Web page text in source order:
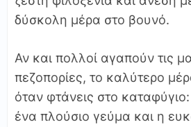
δύσκολη μέρα στο βουνό.
Αν και πολλοί αγαπούν τις
πεζοπορίες, το καλύτερο
όταν φτάνεις στο
ένα πλούσιο γεύμα και η